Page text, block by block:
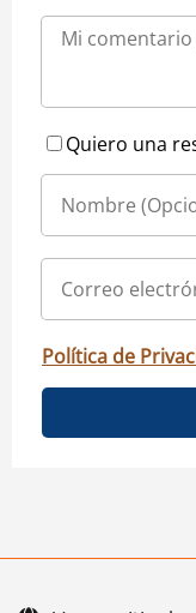
Quiero una
Política de